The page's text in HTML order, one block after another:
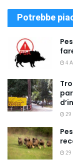
Potrebbe
4
29
29